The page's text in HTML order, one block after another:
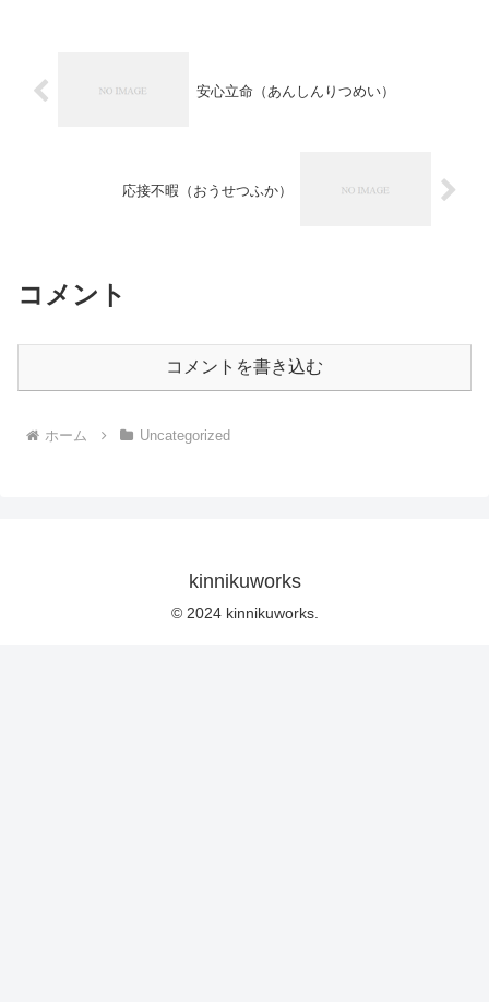
安心立命（あんしんりつめい）
応接不暇（おうせつふか）
コメント
コメントを書き込む
ホーム Uncategorized
kinnikuworks
© 2024 kinnikuworks.